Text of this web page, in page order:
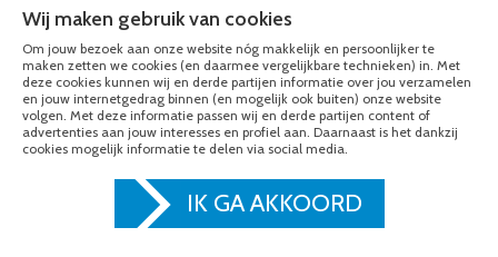
WICHERUMLOO
© Van de Blaak Technische Installaties 2020 - 2026
Beveiliging
Datanetwerken en telefonie
Elektrotechniek
Laadpalen
Smart home
Verlichting
Wij maken gebruik van cookies
Om jouw bezoek aan onze website nóg makkelijk en persoonlijker te
maken zetten we cookies (en daarmee vergelijkbare technieken) in. Met
deze cookies kunnen wij en derde partijen informatie over jou verzamelen
en jouw internetgedrag binnen (en mogelijk ook buiten) onze website
volgen. Met deze informatie passen wij en derde partijen content of
advertenties aan jouw interesses en profiel aan. Daarnaast is het dankzij
cookies mogelijk informatie te delen via social media.
IK GA AKKOORD